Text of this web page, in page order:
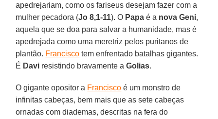
apedrejariam, como os fariseus desejam fazer com a
mulher pecadora (Jo 8,1-11). O Papa é a nova Geni,
aquela que se doa para salvar a humanidade, mas é
apedrejada como uma meretriz pelos puritanos de
plantão. Francisco tem enfrentado batalhas gigantes.
É Davi resistindo bravamente aGolias.
O gigante opositor a Francisco é um monstro de
infinitas cabeças, bem mais que as sete cabeças
ornadas com diademas, descritas na fera do